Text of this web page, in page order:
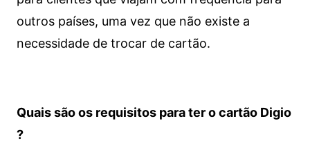
outros países, uma vez que não existe a
necessidade de trocar de cartão.
Quais são os requisitos para ter o cartão Digio
?